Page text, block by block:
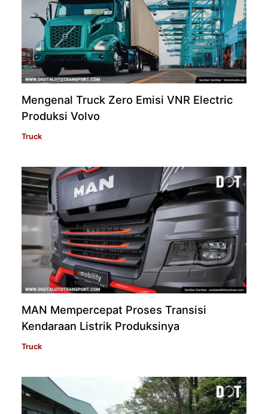
Mengenal Truck Zero Emisi VNR Electric
Produksi Volvo
Truck
MAN Mempercepat Proses Transisi
Kendaraan Listrik Produksinya
Truck